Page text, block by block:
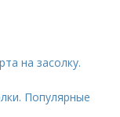
на засолку.
Популярные